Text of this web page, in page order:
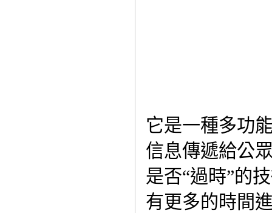
它是一種多功
信息傳遞給公
是否“過時”的
有更多的時間